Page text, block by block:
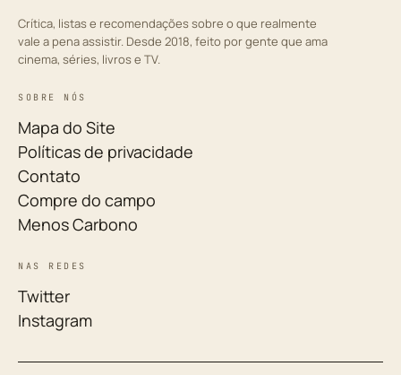
Crítica, listas e recomendações sobre o que realmente
vale a pena assistir. Desde 2018, feito por gente que ama
cinema, séries, livros e TV.
SOBRE NÓS
Mapa do Site
Políticas de privacidade
Contato
Compre do campo
Menos Carbono
NAS REDES
Twitter
Instagram